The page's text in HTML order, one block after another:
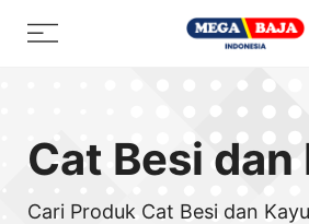
Menu
Cat Besi dan
Cari Produk Cat Besi dan